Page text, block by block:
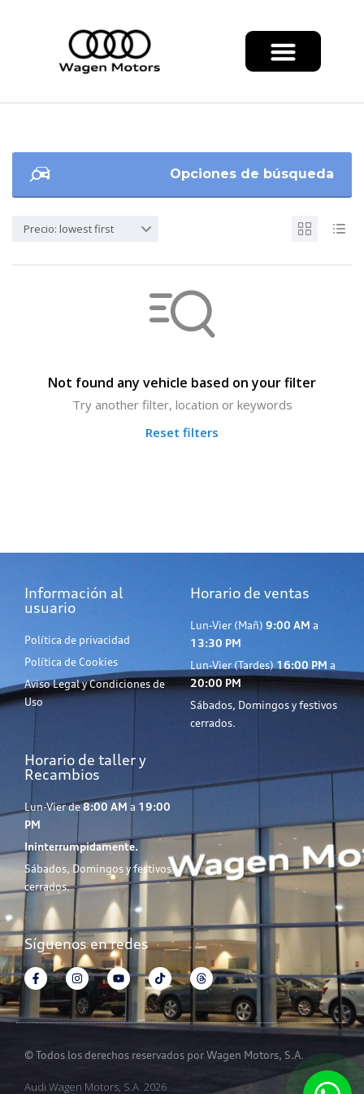
Opciones de búsqueda
Precio: lowest first
Not found any vehicle based on your filter
Try another filter, location or keywords
Reset filters
Información al
usuario
Política de privacidad
Política de Cookies
Aviso Legal y Condiciones de
Uso
Horario de ventas
Lun-Vier (Mañ) 9:00 AM a
13:30 PM
Lun-Vier (Tardes) 16:00 PM a
20:00 PM
Sábados, Domingos y festivos
cerrados.
Horario de taller y
Recambios
Lun-Vier de8:00 AM a 19:00
PM
Ininterrumpidamente.
Sábados, Domingos y festivos
cerrados.
Síguenos en redes
© Todos los derechos reservados por Wagen Motors, S.A.
Audi Wagen Motors, S.A. 2026